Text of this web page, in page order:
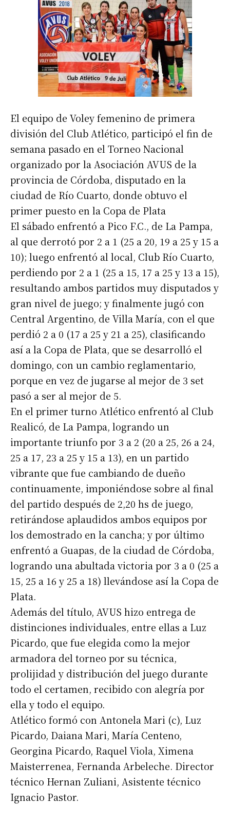
El equipo de Voley femenino de primera
división del Club Atlético, participó el fin de
semana pasado en el Torneo Nacional
organizado por la Asociación AVUS de la
provincia de Córdoba, disputado en la
ciudad de Río Cuarto, donde obtuvo el
primer puesto en la Copa de Plata
El sábado enfrentó a Pico F.C., de La Pampa,
al que derrotó por 2 a 1 (25 a 20, 19 a 25 y 15 a
10); luego enfrentó al local, Club Río Cuarto,
perdiendo por 2 a 1 (25 a 15, 17 a 25 y 13 a 15),
resultando ambos partidos muy disputados y
gran nivel de juego; y finalmente jugó con
Central Argentino, de Villa María, con el que
perdió 2 a 0 (17 a 25 y 21 a 25), clasificando
así a la Copa de Plata, que se desarrolló el
domingo, con un cambio reglamentario,
porque en vez de jugarse al mejor de 3 set
pasó a ser al mejor de 5.
En el primer turno Atlético enfrentó al Club
Realicó, de La Pampa, logrando un
importante triunfo por 3 a 2 (20 a 25, 26 a 24,
25 a 17, 23 a 25 y 15 a 13), en un partido
vibrante que fue cambiando de dueño
continuamente, imponiéndose sobre al final
del partido después de 2,20 hs de juego,
retirándose aplaudidos ambos equipos por
los demostrado en la cancha; y por último
enfrentó a Guapas, de la ciudad de Córdoba,
logrando una abultada victoria por 3 a 0 (25 a
15, 25 a 16 y 25 a 18) llevándose así la Copa de
Plata.
Además del título, AVUS hizo entrega de
distinciones individuales, entre ellas a Luz
Picardo, que fue elegida como la mejor
armadora del torneo por su técnica,
prolijidad y distribución del juego durante
todo el certamen, recibido con alegría por
ella y todo el equipo.
Atlético formó con Antonela Mari (c), Luz
Picardo, Daiana Mari, María Centeno,
Georgina Picardo, Raquel Viola, Ximena
Maisterrenea, Fernanda Arbeleche. Director
técnico Hernan Zuliani, Asistente técnico
Ignacio Pastor.